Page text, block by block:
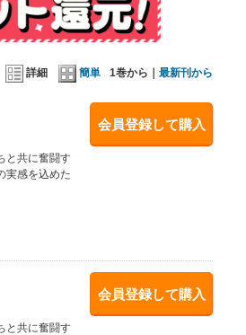
詳細 簡単 1巻から｜ 最新刊から
会員登録して購入
と共に奮闘す
実感を込めた
会員登録して購入
と共に奮闘す